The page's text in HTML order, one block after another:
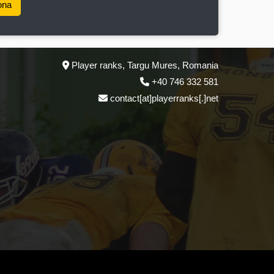
Player ranks, Targu Mures, Romania
+40 746 332 581
contact[at]playerranks[.]net